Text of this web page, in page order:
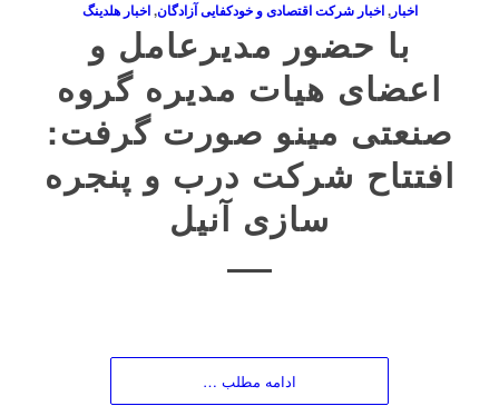
اخبار,اخبار شرکت اقتصادی و خودکفایی آزادگان,اخبار هلدینگ
با حضور مدیرعامل و
اعضای هیات مدیره گروه
صنعتی مینو صورت گرفت:
افتتاح شرکت درب و پنجره
سازی آنیل
ادامه مطلب …